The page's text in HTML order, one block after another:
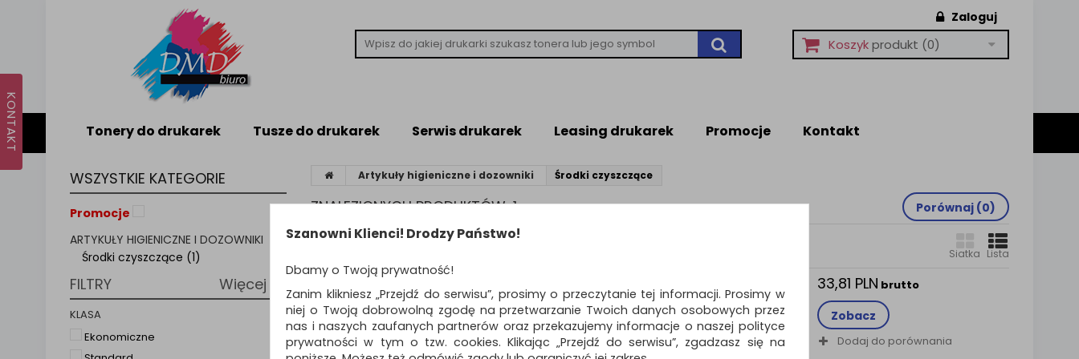
Zaloguj
Koszykprodukt (0)
Tonery do drukarek Tusze do drukarek Serwis drukarek Leasing drukarek Promocje Kontakt
WSZYSTKIE KATEGORIE
Promocje
ARTYKUŁY HIGIENICZNE I DOZOWNIKI
Środki czyszczące (1)
FILTRY Więcej
KLASA
Ekonomiczne
Artykuły higieniczne i dozowniki Środki czyszczące
ZNALEZIONYCH PRODUKTÓW: 1 Porównaj (0)
Siatka Lista
nabłyszczający, 1l
szybki wosk nabłyszczający chroni lakier
przed…
33,81 PLN brutto
Zobacz
Dodaj do porównania
Szanowni Klienci! Drodzy Państwo!
Dbamy o Twoją prywatność!
Zanim klikniesz „Przejdź do serwisu”, prosimy o przeczytanie tej informacji. Prosimy w
niej o Twoją dobrowolną zgodę na przetwarzanie Twoich danych osobowych przez
nas i naszych zaufanych partnerów oraz przekazujemy informacje o naszej polityce
prywatności w tym o tzw. cookies. Klikając „Przejdź do serwisu”, zgadzasz się na